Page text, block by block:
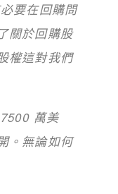
要在回購問
關於回購股
權這對我們
萬美
。無論如何